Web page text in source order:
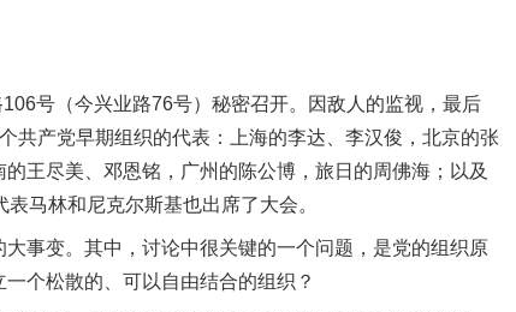
号（今兴业路76号）秘密召开。因敌人的监视，最后
共产党早期组织的代表：上海的李达、李汉俊，北京的张
王尽美、邓恩铭，广州的陈公博，旅日的周佛海；以及
马林和尼克尔斯基也出席了大会。
变。其中，讨论中很关键的一个问题，是党的组织原
个松散的、可以自由结合的组织？